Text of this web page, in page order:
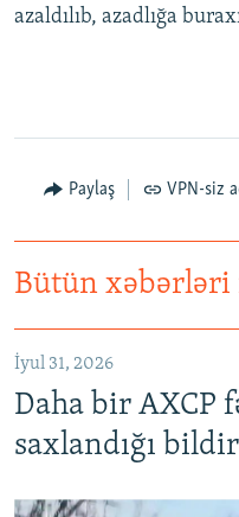
azaldılıb, azadlığa
Paylaş VPN-siz
Bütün xəbərləri
İyul 31, 2026
Daha bir AXCP
saxlandığı